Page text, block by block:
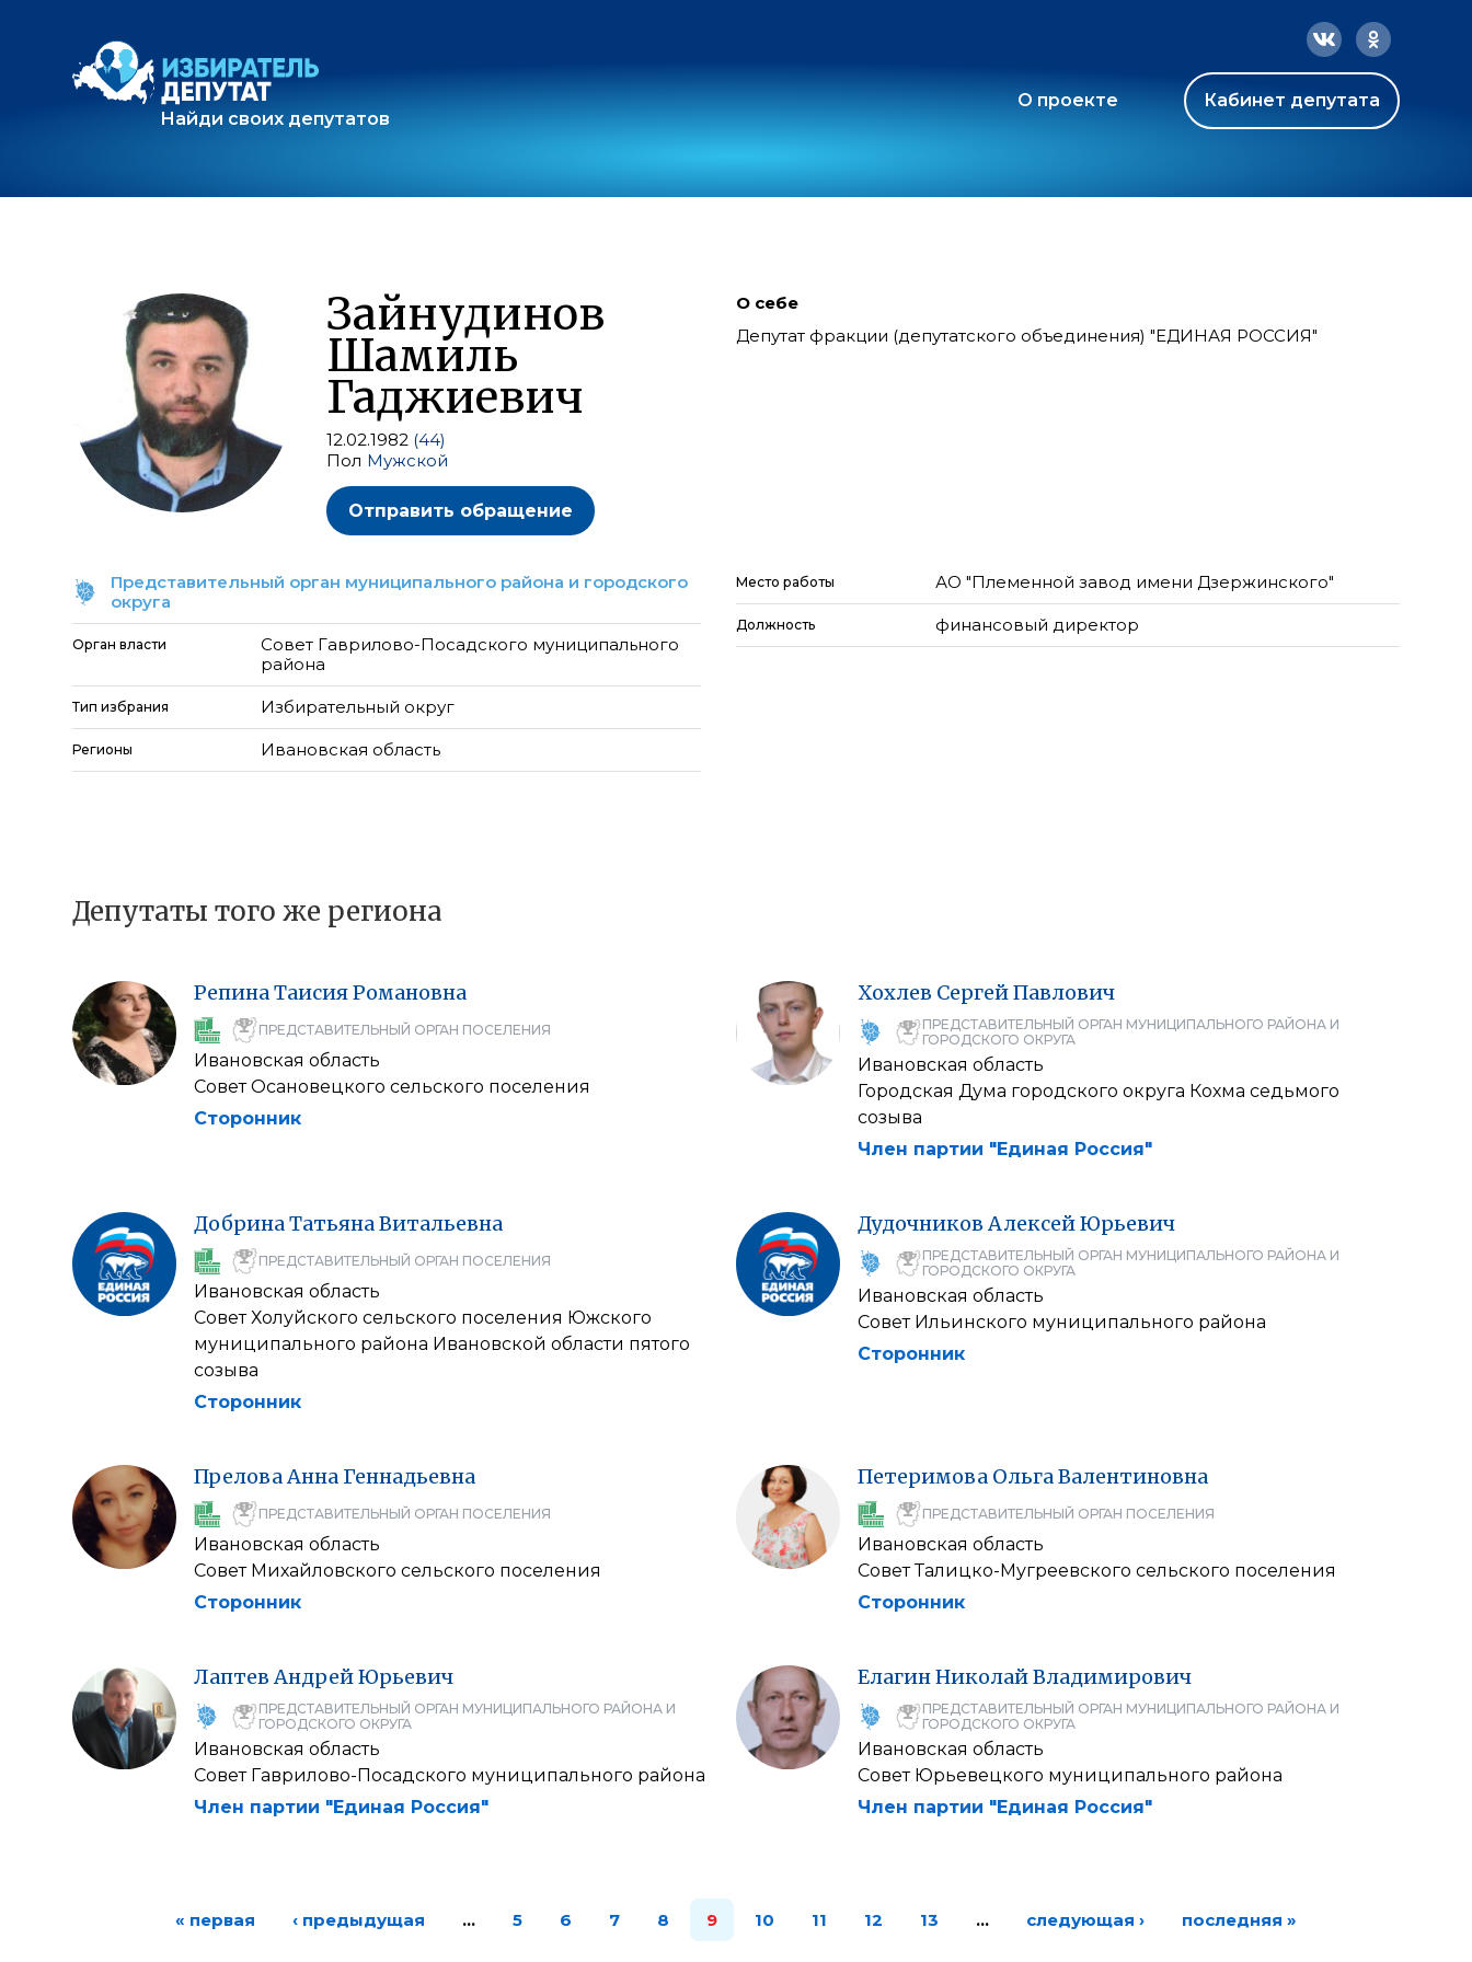
Найди своих депутатов
О проекте Кабинет депутата
Зайнудинов
Шамиль
Гаджиевич
12.02.1982 (44)
Пол Мужской
Отправить обращение
О себе
Депутат фракции (депутатского объединения) "ЕДИНАЯ РОССИЯ"
Представительный орган муниципального района и городского
округа
Орган власти
Совет Гаврилово-Посадского муниципального
района
Тип избрания Избирательный округ
Регионы Ивановская область
Место работы АО "Племенной завод имени Дзержинского"
Должность финансовый директор
Депутаты того же региона
РепинаТаисияРомановна
ПРЕДСТАВИТЕЛЬНЫЙ ОРГАН ПОСЕЛЕНИЯ
Ивановская область
Совет Осановецкого сельского поселения
Сторонник
Хохлев СергейПавлович
ПРЕДСТАВИТЕЛЬНЫЙ ОРГАН МУНИЦИПАЛЬНОГО РАЙОНА И
ГОРОДСКОГО ОКРУГА
Ивановская область
Городская Дума городского округа Кохма седьмого
созыва
Член партии "Единая Россия"
ДобринаТатьянаВитальевна
ПРЕДСТАВИТЕЛЬНЫЙ ОРГАН ПОСЕЛЕНИЯ
Ивановская область
Совет Холуйского сельского поселения Южского
муниципального района Ивановской области пятого
созыва
Сторонник
Дудочников АлексейЮрьевич
ПРЕДСТАВИТЕЛЬНЫЙ ОРГАН МУНИЦИПАЛЬНОГО РАЙОНА И
ГОРОДСКОГО ОКРУГА
Ивановская область
Совет Ильинского муниципального района
Сторонник
ПреловаАнна Геннадьевна
ПРЕДСТАВИТЕЛЬНЫЙ ОРГАН ПОСЕЛЕНИЯ
Ивановская область
Совет Михайловского сельского поселения
Сторонник
Петеримова ОльгаВалентиновна
ПРЕДСТАВИТЕЛЬНЫЙ ОРГАН ПОСЕЛЕНИЯ
Ивановская область
Совет Талицко-Мугреевского сельского поселения
Сторонник
Лаптев АндрейЮрьевич
ПРЕДСТАВИТЕЛЬНЫЙ ОРГАН МУНИЦИПАЛЬНОГО РАЙОНА И
ГОРОДСКОГО ОКРУГА
Ивановская область
Совет Гаврилово-Посадского муниципального района
Член партии "Единая Россия"
ЕлагинНиколайВладимирович
ПРЕДСТАВИТЕЛЬНЫЙ ОРГАН МУНИЦИПАЛЬНОГО РАЙОНА И
ГОРОДСКОГО ОКРУГА
Ивановская область
Совет Юрьевецкого муниципального района
Член партии "Единая Россия"
« первая ‹ предыдущая … 5 6 7 8 9 10 11 12 13 … следующая › последняя »